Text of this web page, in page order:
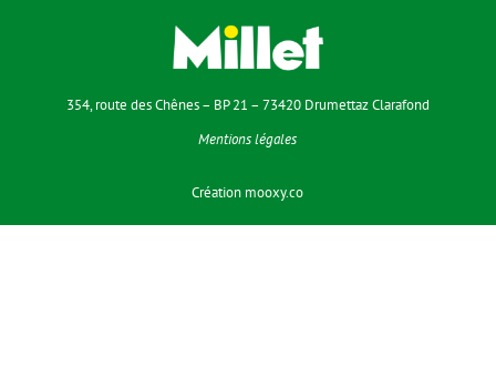
354, route des Chênes – BP 21 – 73420 Drumettaz Clarafond
Mentions légales
Création mooxy.co